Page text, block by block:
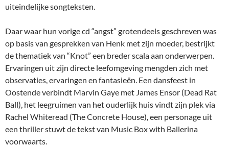
uiteindelijke songteksten.
Daar waar hun vorige cd “angst” grotendeels geschreven was
op basis van gesprekken van Henk met zijn moeder, bestrijkt
de thematiek van “Knot” een breder scala aan onderwerpen.
Ervaringen uit zijn directe leefomgeving mengden zich met
observaties, ervaringen en fantasieën. Een dansfeest in
Oostende verbindt Marvin Gaye met James Ensor (Dead Rat
Ball), het leegruimen van het ouderlijk huis vindt zijn plek via
Rachel Whiteread (The Concrete House), een personage uit
een thriller stuwt de tekst van Music Box with Ballerina
voorwaarts.